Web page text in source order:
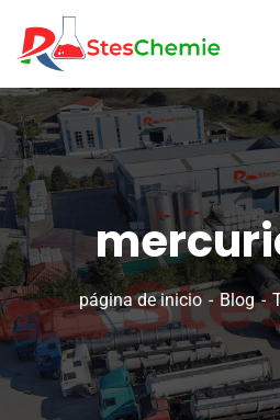
página de inicio Blog